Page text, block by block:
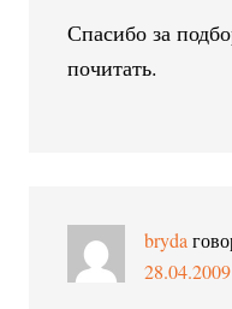
Спасибо за
почитать.
bryda